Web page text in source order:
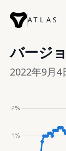
ATLAS
バージ
2022年9月4